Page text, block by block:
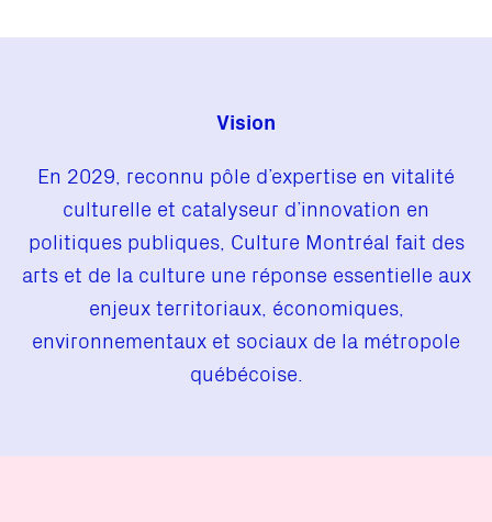
Vision
En 2029, reconnu pôle d’expertise en vitalité
culturelle et catalyseur d’innovation en
politiques publiques, Culture Montréal fait des
arts et de la culture une réponse essentielle aux
enjeux territoriaux, économiques,
environnementaux et sociaux de la métropole
québécoise.